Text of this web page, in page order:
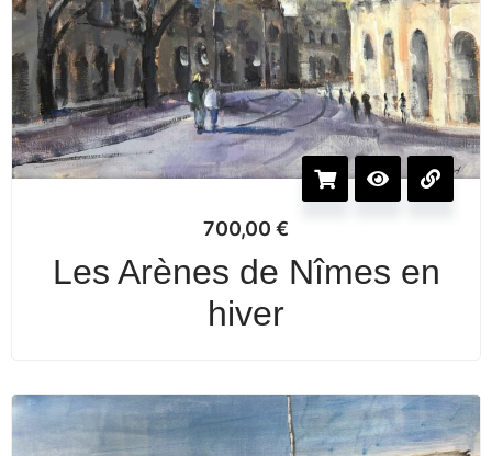
700,00 €
Les Arènes de Nîmes en
hiver